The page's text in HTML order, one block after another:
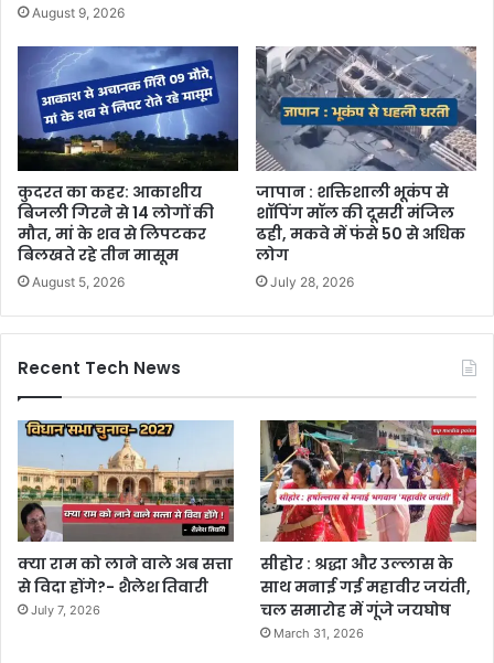
August 9, 2026
कुदरत का कहर: आकाशीय
बिजली गिरने से 14 लोगों की
मौत, मां के शव से लिपटकर
बिलखते रहे तीन मासूम
August 5, 2026
जापान : शक्तिशाली भूकंप से
शॉपिंग मॉल की दूसरी मंजिल
ढही, मकवे में फंसे 50 से अधिक
लोग
July 28, 2026
Recent Tech News
क्या राम को लाने वाले अब सत्ता
से विदा होंगे?- शैलेश तिवारी
July 7, 2026
सीहोर : श्रद्धा और उल्लास के
साथ मनाई गई महावीर जयंती,
चल समारोह में गूंजे जयघोष
March 31, 2026